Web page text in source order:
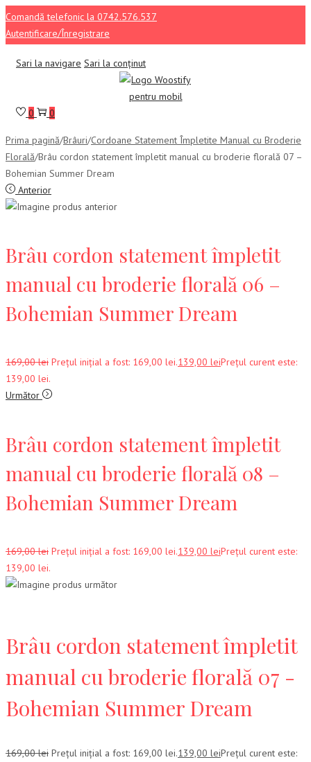
Comandă telefonic la 0742.576.537
Autentificare/Înregistrare
Sari la navigare Sari la conținut
0 0
Prima pagină/Brâuri/Cordoane Statement Împletite Manual cu Broderie
Florală/Brâu cordon statement împletit manual cu broderie florală 07 –
Bohemian Summer Dream
Anterior
Brâu cordon statement împletit
manual cu broderie florală 06 –
Bohemian Summer Dream
169,00lei Prețul inițial a fost: 169,00 lei.139,00 leiPrețul curent este:
139,00 lei.
Următor
Brâu cordon statement împletit
manual cu broderie florală 08 –
Bohemian Summer Dream
169,00lei Prețul inițial a fost: 169,00 lei.139,00 leiPrețul curent este:
139,00 lei.
Brâu cordon statement împletit
manual cu broderie florală 07 -
Bohemian Summer Dream
169,00lei Prețul inițial a fost: 169,00 lei.139,00 leiPrețul curent este: